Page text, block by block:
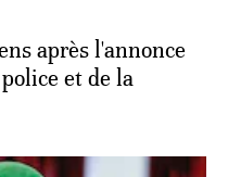
après l'annonce
et de la